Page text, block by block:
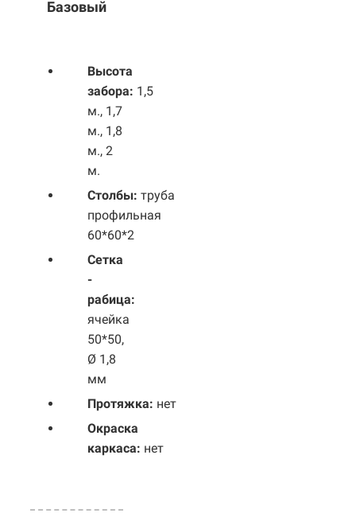
Базовый
Высота
забора: 1,5
м., 1,7
м., 1,8
м., 2
м.
Столбы: труба
профильная
60*60*2
Сетка
-
рабица:
ячейка
50*50,
Ø 1,8
мм
Протяжка: нет
Окраска
каркаса: нет